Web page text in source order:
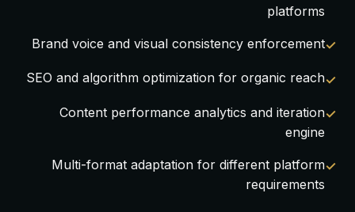
platforms
Brand voice and visual consistency enforcement
SEO and algorithm optimization for organic reach
Content performance analytics and iteration
engine
Multi-format adaptation for different platform
requirements